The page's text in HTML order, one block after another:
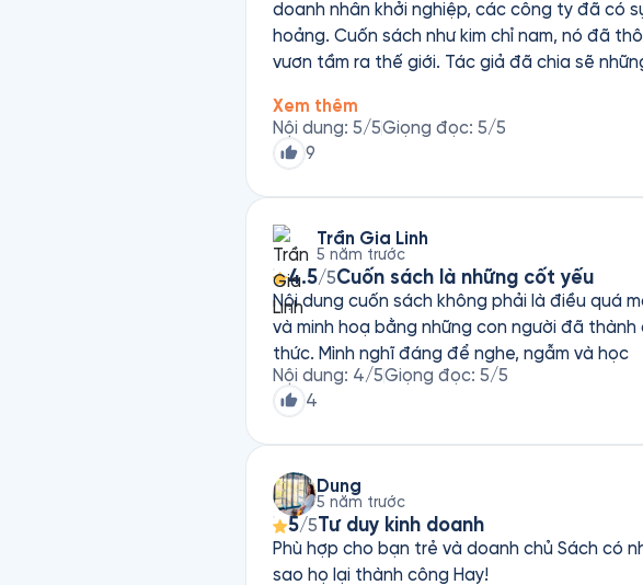
doanh nhân khởi nghiệp, các công ty đã có
hoảng. Cuốn sách như kim chỉ nam, nó đã
vươn tầm ra thế giới. Tác giả đã chia sẽ
thấy. ￼Thành công không chỉ là đích đến. Đó
thần trách nhiệm cao luôn hướng đến mục
hành động liên tục trong hành trình để đi
xuất sắc như vậy￼ để tiếp tục phục vụ độc
Xem thêm
Nội dung: 5/5Giọng đọc: 5/5
9
Trần Gia Linh
5 năm trước
4.5/5Cuốn sách là những cốt yếu
Nội dung cuốn sách không phải là điều quá
và minh hoạ bằng những con người đã
thức. Mình nghĩ đáng để nghe, ngẫm và học
Nội dung: 4/5Giọng đọc: 5/5
4
Dung
5 năm trước
5/5Tư duy kinh doanh
Phù hợp cho bạn trẻ và doanh chủ Sách có những tư duy mới, lạ của những người thành công và giải thích được vì
sao họ lại thành công Hay!